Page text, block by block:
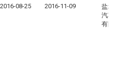
2016-08-25 2016-11-09
盐城
汽车
有限